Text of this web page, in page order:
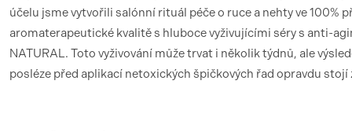
účelu jsme vytvořili salónní rituál péče o ruce a nehty ve 100%
aromaterapeutické kvalitě s hluboce vyživujícími séry s anti-
NATURAL. Toto vyživování může trvat i několik týdnů, ale
posléze před aplikací netoxických špičkových řad opravdu stojí